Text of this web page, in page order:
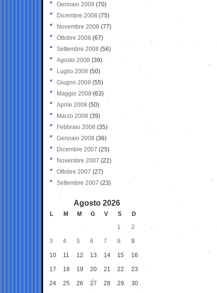
Gennaio 2009 (70)
Dicembre 2008 (75)
Novembre 2008 (77)
Ottobre 2008 (67)
Settembre 2008 (56)
Agosto 2008 (39)
Luglio 2008 (50)
Giugno 2008 (55)
Maggio 2008(63)
Aprile 2008 (50)
Marzo 2008 (39)
Febbraio 2008 (35)
Gennaio 2008 (36)
Dicembre 2007 (25)
Novembre 2007 (22)
Ottobre 2007 (27)
Settembre 2007 (23)
Agosto 2026
L M M G V S
D
1
2
3 4 5 6 7 8 9
10 11 12 13 14 15 16
17 18 19 20 21 22 23
24 25 26 27 28 29 30